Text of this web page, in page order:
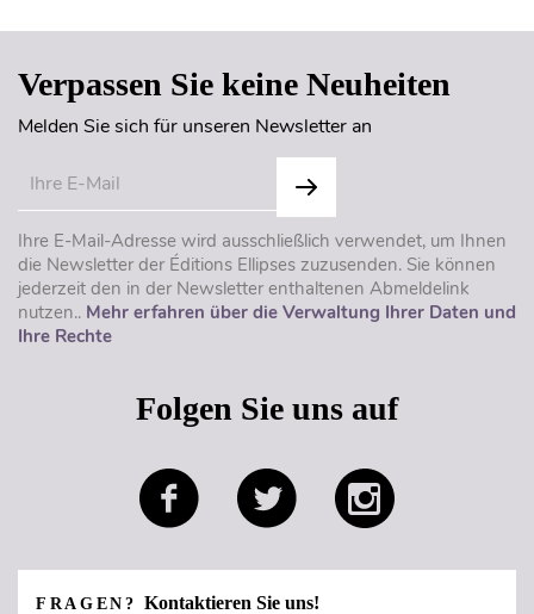
Verpassen Sie keine Neuheiten
Melden Sie sich für unseren Newsletter an
Ihre E-Mail-Adresse wird ausschließlich verwendet, um Ihnen
die Newsletter der Éditions Ellipses zuzusenden. Sie können
jederzeit den in der Newsletter enthaltenen Abmeldelink
nutzen.. Mehr erfahren über die Verwaltung Ihrer Daten und
Ihre Rechte
Folgen Sie uns auf
FRAGEN? Kontaktieren Sie uns!